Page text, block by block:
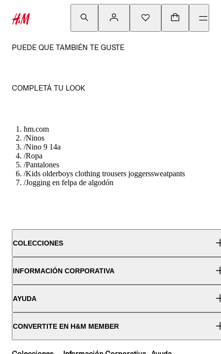
PUEDE QUE TAMBIÉN TE GUSTE
COMPLETÁ TU LOOK
hm.com
/Ninos
/Nino 9 14a
/Ropa
/Pantalones
/Kids olderboys clothing trousers joggerssweatpants
/Jogging en felpa de algodón
COLECCIONES
INFORMACIÓN CORPORATIVA
AYUDA
CONVERTITE EN H&M MEMBER